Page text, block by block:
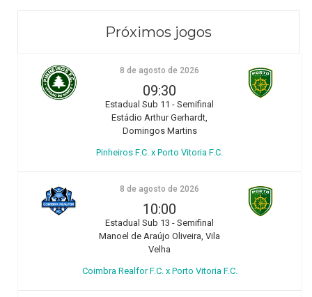
Próximos jogos
8 de agosto de 2026
09:30
Estadual Sub 11 - Semifinal
Estádio Arthur Gerhardt,
Domingos Martins
Pinheiros F.C. x Porto Vitoria F.C.
8 de agosto de 2026
10:00
Estadual Sub 13 - Semifinal
Manoel de Araújo Oliveira, Vila
Velha
Coimbra Realfor F.C. x Porto Vitoria F.C.